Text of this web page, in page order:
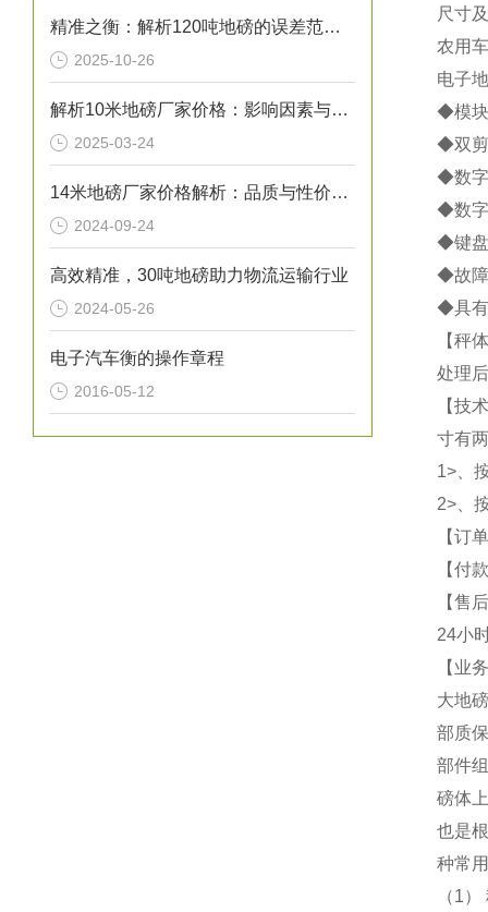
精准之衡：解析120吨地磅的误差范围与管理实践
2025-10-26
解析10米地磅厂家价格：影响因素与市场行情
2025-03-24
14米地磅厂家价格解析：品质与性价比的考量
2024-09-24
高效精准，30吨地磅助力物流运输行业
2024-05-26
电子汽车衡的操作章程
2016-05-12
尺寸
农用
电子
◆模块
◆双剪
◆数字
◆数字
◆键盘
◆故障
◆具有
【秤
处理
【技
寸有
1>、
2>、
【订
【付
【售
24小
【业
大地
部质
部件
磅体
也是
种常
（1